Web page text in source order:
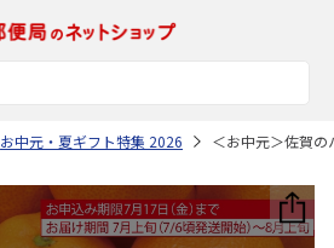
お中元・夏ギフト特集 2026 ＜お中元＞佐賀